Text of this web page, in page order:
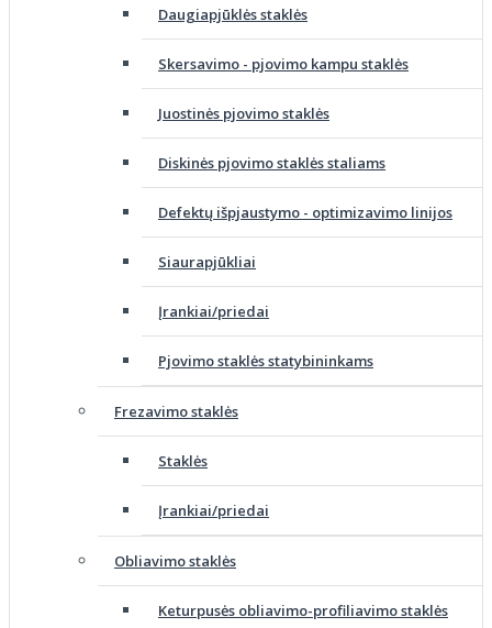
Daugiapjūklės staklės
Skersavimo - pjovimo kampu staklės
Juostinės pjovimo staklės
Diskinės pjovimo staklės staliams
Defektų išpjaustymo - optimizavimo linijos
Siaurapjūkliai
Įrankiai/priedai
Pjovimo staklės statybininkams
Frezavimo staklės
Staklės
Įrankiai/priedai
Obliavimo staklės
Keturpusės obliavimo-profiliavimo staklės